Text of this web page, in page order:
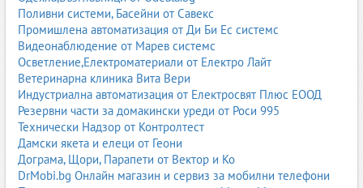
Поливни системи, Басейни от Савекс
Промишлена автоматизация от Ди Би Ес системс
Видеонаблюдение от Марев системс
Осветление,Електроматериали от Електро Лайт
Ветеринарна клиника Вита Вери
Индустриална автоматизация от Електросвят Плюс ЕООД
Резервни части за домакински уреди от Роси 995
Технически Надзор от Контролтест
Дамски якета и елеци от Геони
Дограма, Щори, Парапети от Вектор и Ко
DrMobi.bg Онлайн магазин и сервиз за мобилни телефони